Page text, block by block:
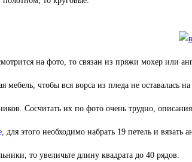
на фото, то связан из пряжи мохер или
мебель, чтобы вся ворса из пледа не оставалась
Сосчитать их по фото очень трудно,
для этого необходимо набрать 19 петель и вязать
то увеличьте длину квадрата до 40 рядов.